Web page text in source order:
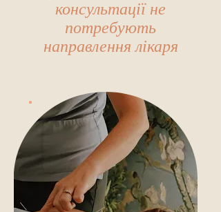
консультації не
потребують
направлення лікаря